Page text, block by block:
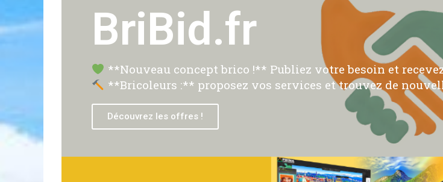
BriBid.fr
**Nouveau concept brico !** Publiez votre besoin et
**Bricoleurs :** proposez vos services et trouvez de
Découvrez les offres !